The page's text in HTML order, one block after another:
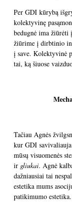
Per GDI kūrybą
kolektyvinę
bedugnė ima žiūrėti
žiūrime į dirbtinio
į save. Kolektyvinė
tai, ką šiuose
Tačiau Agnės
kur GDI
mūsų visuomenės
ir gliukai. Agnė
dažniausiai tai
estetika mums
patikimumo